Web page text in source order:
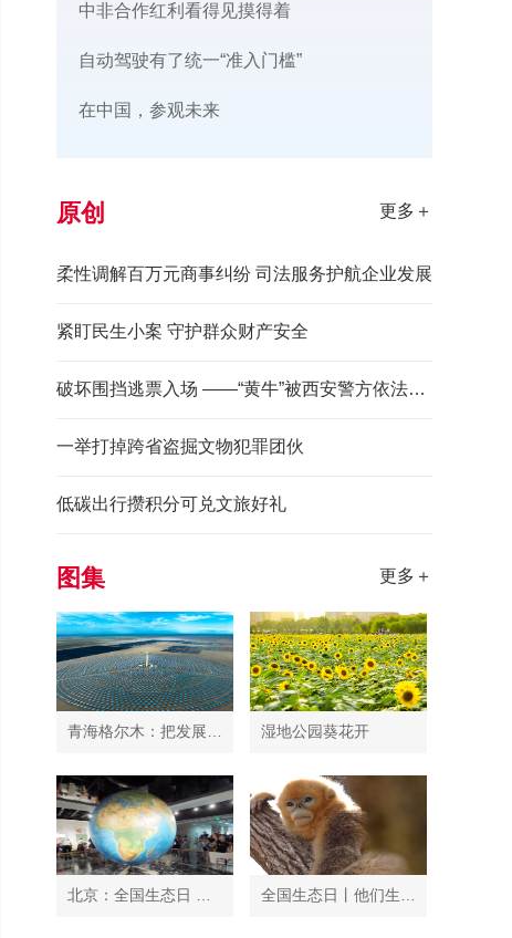
中非合作红利看得见摸得着
自动驾驶有了统一“准入门槛”
在中国，参观未来
原创 更多＋
柔性调解百万元商事纠纷 司法服务护航企业发展
紧盯民生小案 守护群众财产安全
破坏围挡逃票入场 ——“黄牛”被西安警方依法拘留
一举打掉跨省盗掘文物犯罪团伙
低碳出行攒积分可兑文旅好礼
图集 更多＋
湿地公园葵花开